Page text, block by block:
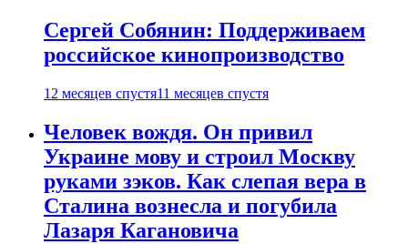
Сергей Собянин: Поддерживаем
российское кинопроизводство
12 месяцев спустя11 месяцев спустя
Человек вождя. Он привил
Украине мову и строил Москву
руками зэков. Как слепая вера в
Сталина вознесла и погубила
Лазаря Кагановича